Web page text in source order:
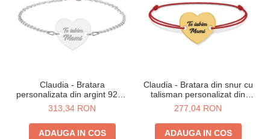
Claudia - Bratara
personalizata din argint 925 -
Inimioara
313,34 RON
ADAUGA IN COS
Claudia - Bratara din snur cu
talisman personalizat din
argint 925 placat cu aur 24K -
Inimioara
277,04 RON
ADAUGA IN COS